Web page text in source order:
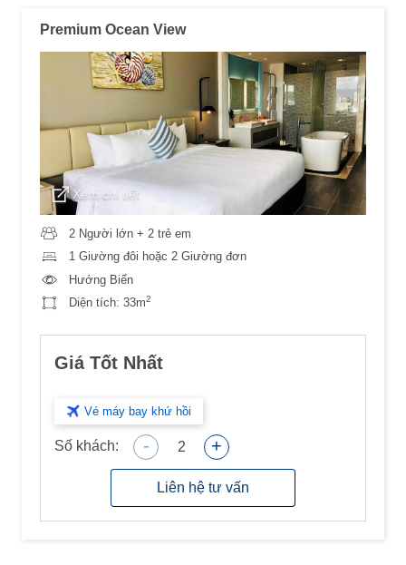
Premium Ocean View
Xem chi tiết
2 Người lớn + 2 trẻ em
1 Giường đôi hoặc 2 Giường đơn
Hướng Biển
Diện tích: 33m2
Giá Tốt Nhất
Vé máy bay khứ hồi
Số khách: - 2 +
Liên hệ tư vấn